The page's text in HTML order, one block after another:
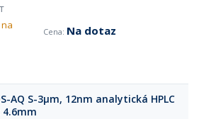
Na dotaz
AQ S-3µm, 12nm analytická HPLC
4.6mm